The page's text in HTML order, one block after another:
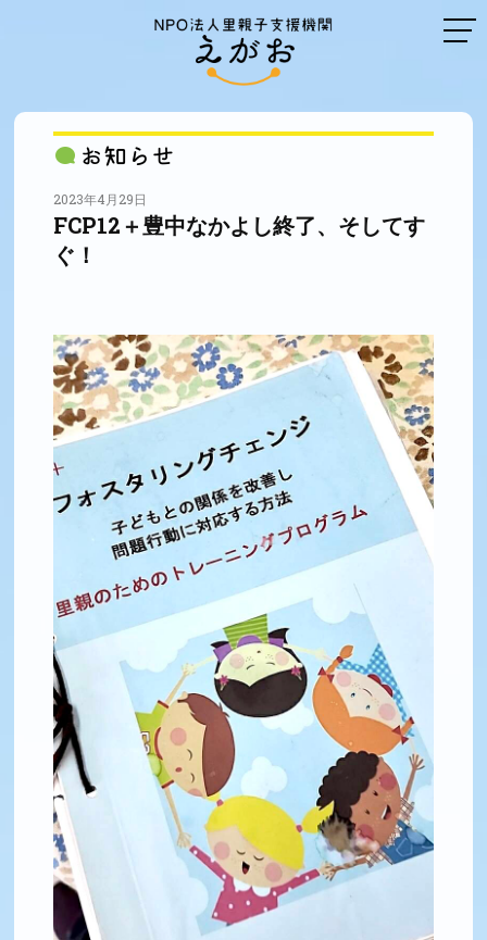
2023年4月29日
FCP12＋豊中なかよし終了、そしてす
ぐ！